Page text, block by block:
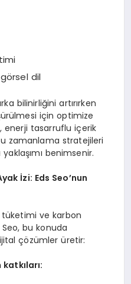
dil
bilinirliğini artırırken
için optimize
enerji tasarruflu içerik
zamanlama stratejileri
benimsenir.
İzi: Eds Seo’nun
ve karbon
Seo, bu konuda
çözümler üretir: